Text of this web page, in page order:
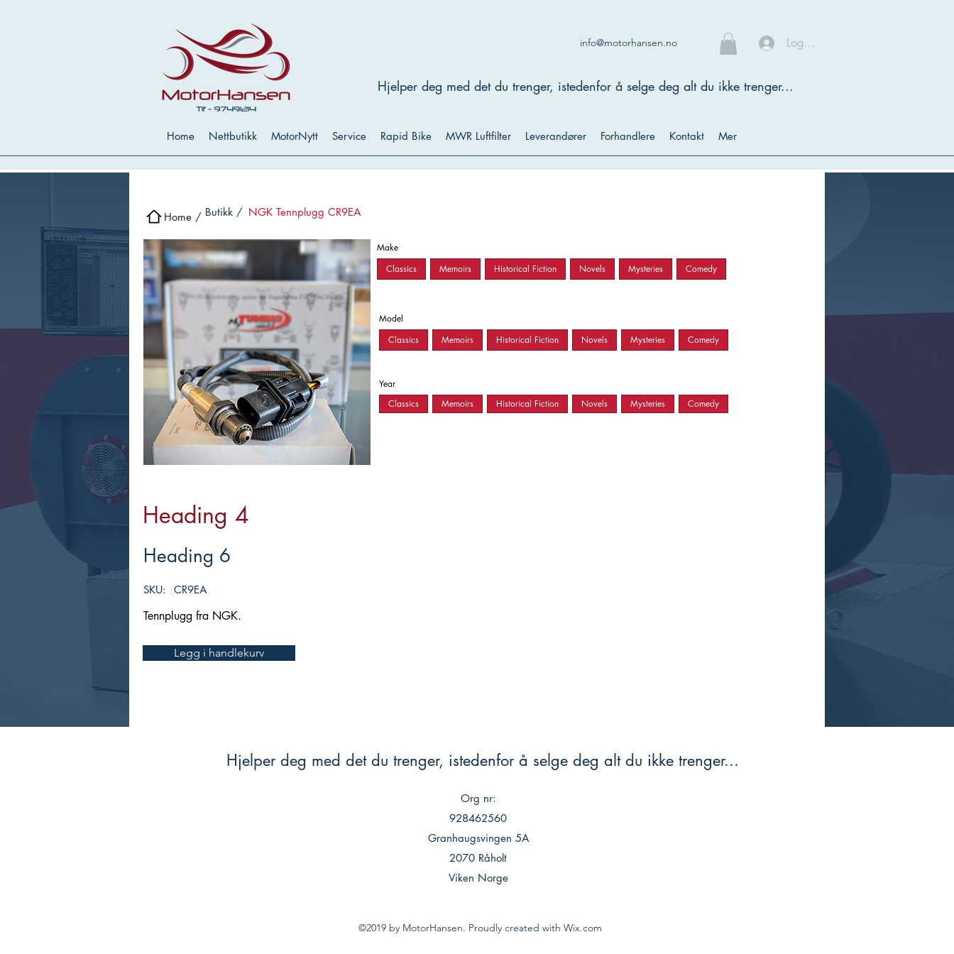
info@motorhansen.no Logg inn
Hjelper deg med det du trenger, istedenfor å selge deg alt du ikke trenger...
Home Nettbutikk MotorNytt Service Rapid Bike MWR Luftfilter Leverandører Forhandlere Kontakt Mer
Home / Butikk / NGK Tennplugg CR9EA
Make
Classics
Memoirs Historical Fiction Novels Mysteries Comedy
Model
Classics
Memoirs Historical Fiction Novels Mysteries Comedy
Year
Classics
Memoirs Historical Fiction Novels Mysteries Comedy
Heading 4
Heading 6
SKU: CR9EA
Tennplugg fra NGK.
Legg i handlekurv
Hjelper deg med det du trenger, istedenfor å selge deg alt du ikke trenger...
Org nr:
928462560
Granhaugsvingen 5A
2070 Råholt
Viken Norge
©2019 by MotorHansen. Proudly created with Wix.com